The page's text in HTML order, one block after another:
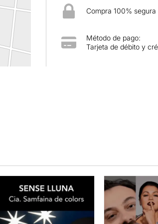
Compra 100% segura
Método de pago:
Tarjeta de débito y